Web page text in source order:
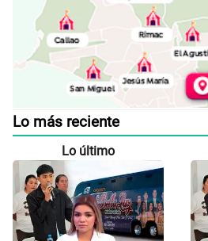
Lo más reciente
Lo último